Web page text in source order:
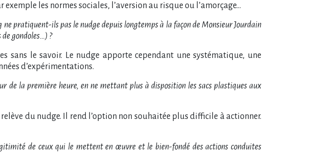
les normes sociales, l’aversion au risque ou l’amorçage…
pratiquent-ils pas le nudge depuis longtemps à la façon de Monsieur Jourdain
gondoles…) ?
sans le savoir. Le nudge apporte cependant une systématique, une
d’expérimentations.
de la première heure, en ne mettant plus à disposition les sacs plastiques aux
du nudge. Il rend l’option non souhaitée plus difficile à actionner.
de ceux qui le mettent en œuvre et le bien-fondé des actions conduites